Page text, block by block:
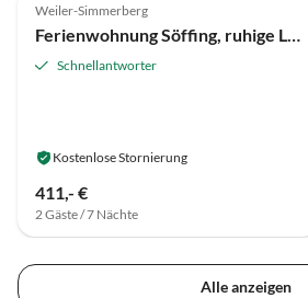
Weiler-Simmerberg
Schnellantworter
Kostenlose Stornierung
411,- €
2 Gäste / 7 Nächte
Alle anzeigen